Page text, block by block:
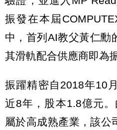
振發在本屆
中，首列AI教父黃仁勳
其滑軌配合供應商即為
振躍精密自2018年10
近8年，股本1.8億元
屬於高成熟產業，該公